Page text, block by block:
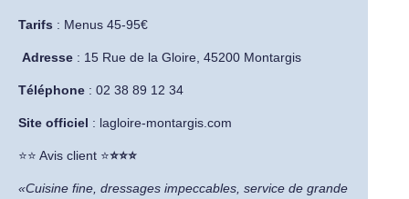
Tarifs : Menus 45-95€
Adresse : 15 Rue de la Gloire, 45200 Montargis
Téléphone : 02 38 89 12 34
Site officiel : lagloire-montargis.com
​⭐⭐ Avis client ⭐⭐⭐⭐
«Cuisine fine, dressages impeccables, service de grande